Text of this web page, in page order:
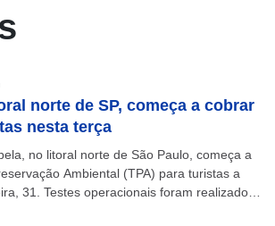
norte de SP, começa a cobrar
nesta terça
no litoral norte de São Paulo, começa a
Ambiental (TPA) para turistas a
31. Testes operacionais foram realizados